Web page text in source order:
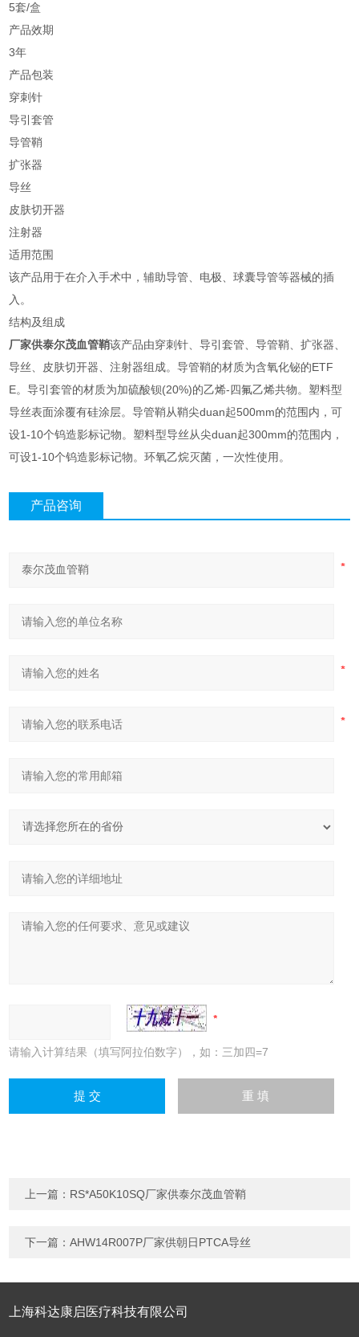
5套/盒
产品效期
3年
产品包装
穿刺针
导引套管
导管鞘
扩张器
导丝
皮肤切开器
注射器
适用范围
该产品用于在介入手术中，辅助导管、电极、球囊导管等器械的插
入。
结构及组成
厂家供泰尔茂血管鞘该产品由穿刺针、导引套管、导管鞘、扩张器、
导丝、皮肤切开器、注射器组成。导管鞘的材质为含氧化铋的ETF
E。导引套管的材质为加硫酸钡(20%)的乙烯-四氟乙烯共物。塑料型
导丝表面涂覆有硅涂层。导管鞘从鞘尖duan起500mm的范围内，可
设1-10个钨造影标记物。塑料型导丝从尖duan起300mm的范围内，
可设1-10个钨造影标记物。环氧乙烷灭菌，一次性使用。
产品咨询
请输入计算结果（填写阿拉伯数字），如：三加四=7
上一篇： RS*A50K10SQ厂家供泰尔茂血管鞘
下一篇：AHW14R007P厂家供朝日PTCA导丝
上海科达康启医疗科技有限公司